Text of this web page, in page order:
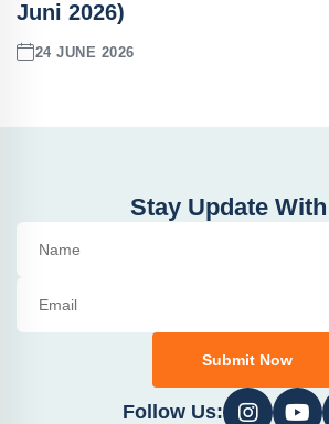
Juni 2026)
24 JUNE 2026
Stay Update
Submit Now
Follow Us: